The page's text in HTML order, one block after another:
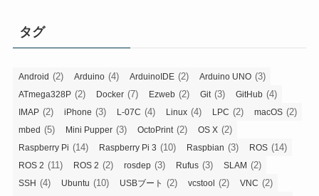
タグ
Android (2) Arduino (4) ArduinoIDE (2) Arduino UNO (3)
ATmega328P (2) Docker (7) Ezweb (2) Git (3) GitHub (4)
IMAP (2) iPhone (3) L-07C (4) Linux (4) LPC (2) macOS (2)
mbed (5) Mini Pupper (3) OctoPrint (2) OS X (2)
Raspberry Pi (14) Raspberry Pi 3 (10) Raspbian (3) ROS (14)
ROS 2 (11) ROS 2 (2) rosdep (3) Rufus (3) SLAM (2)
SSH (4) Ubuntu (10) USBブート (2) vcstool (2) VNC (2)